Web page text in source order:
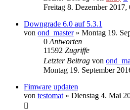
Freitag 8. Dezember 2017,
Downgrade 6.0 auf 5.3.1
von ond_master» Montag 19.
0 Antworten
11592 Zugriffe
Letzter Beitrag von
Montag 19. September
Fimware updaten
von testomat » Dienstag 4. Mai